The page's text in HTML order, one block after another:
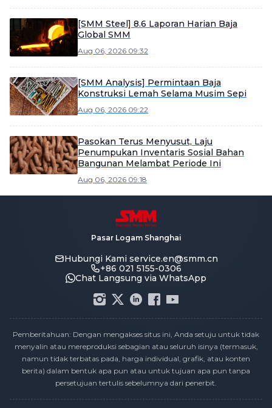
[SMM Steel] 8.6 Laporan Harian Baja
Global SMM
Aug 06, 2026 09:32
[SMM Analysis] Permintaan Baja
Konstruksi Lemah Selama Musim Sepi
Aug 06, 2026 09:22
Pasokan Terus Menyusut, Laju
Penumpukan Inventaris Sosial Bahan
Bangunan Melambat Periode Ini
Aug 06, 2026 09:18
Pasar Logam Shanghai
Hubungi Kami service.en@smm.cn
+86 021 5155-0306
Chat Langsung via WhatsApp
Pemberitahuan: Dengan mengakses situs ini, Anda setuju untuk tidak
menyalin atau mereproduksi sebagian atau seluruh isinya (termasuk,
namun tidak terbatas pada, harga individual, grafik, atau konten
berita) dalam bentuk apa pun atau untuk tujuan apa pun tanpa
persetujuan tertulis sebelumnya dari penerbit.